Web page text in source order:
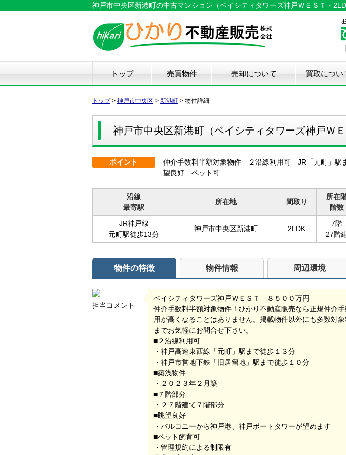
神戸市中央区新港町の中古マンション（ベイシティタワーズ神戸ＷＥＳＴ・
トップ 売買物件
新築戸建て
中古戸建て
マンション
土地
売却について 買取につい
トップ> 神戸市中央区 > 新港町 > 物件詳細
神戸市中央区新港町（ベイシティタワーズ神戸Ｗ
ポイント
仲介手数料半額対象物件 ２沿線利用可 JR「元町」
望良好 ペット可
沿線
最寄駅
所在地 間取り
所在
階数
JR神戸線
元町駅徒歩13分
神戸市中央区新港町 2LDK
7階
27階
物件の特徴 物件情報 周辺環境
担当コメント
ベイシティタワーズ神戸ＷＥＳＴ ８５００万円
仲介手数料半額対象物件！ひかり不動産販売なら正規仲介
用が高くなることはありません。掲載物件以外にも多数対
までお気軽にお問合せ下さい。
■２沿線利用可
・神戸高速東西線「元町」駅まで徒歩１３分
・神戸市営地下鉄「旧居留地」駅まで徒歩１０分
■築浅物件
・２０２３年２月築
■７階部分
・２７階建て７階部分
■眺望良好
・バルコニーから神戸港、神戸ポートタワーが望めます
■ペット飼育可
・管理規約による制限有